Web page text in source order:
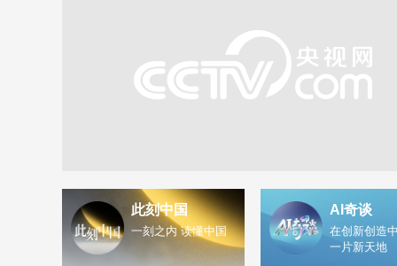
此刻中国
一刻之内 读懂中国
AI奇谈
在创新创造
一片新天地